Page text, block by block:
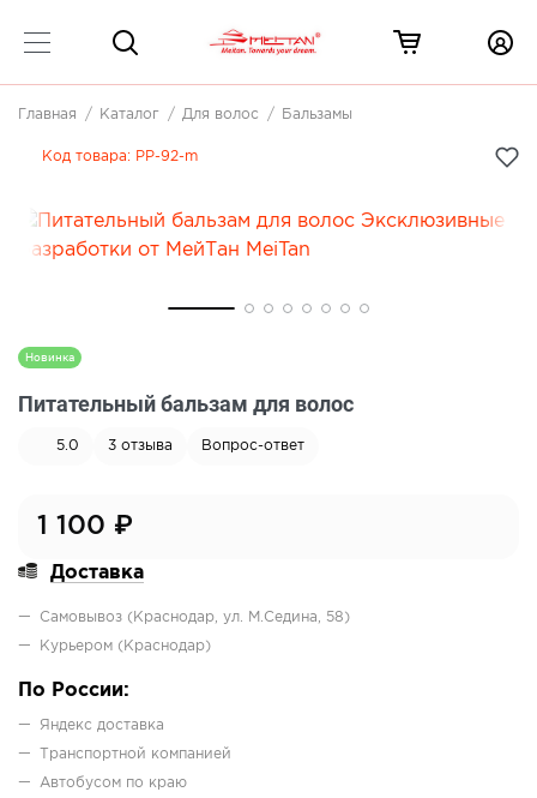
Главная Каталог Для волос Бальзамы
Питательный бальзам для волос
5.0 3 отзыва Вопрос-ответ
Код товара: PP-92-m
Новинка
1 100 ₽
Доставка
Самовывоз (Краснодар, ул. М.Седина, 58)
Курьером (Краснодар)
По России:
Яндекс доставка
Транспортной компанией
Автобусом по краю